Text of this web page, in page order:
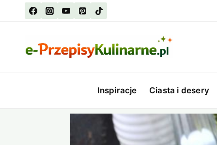
Inspiracje Ciasta i desery